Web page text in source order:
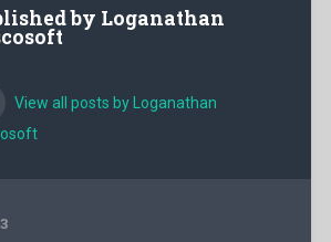
by Loganathan
View all posts by Loganathan